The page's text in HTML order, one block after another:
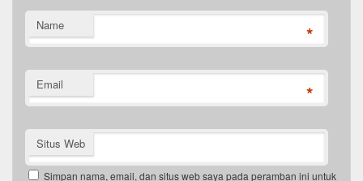
Name *
Email *
Situs Web
Simpan nama, email, dan situs web saya pada peramban ini untuk